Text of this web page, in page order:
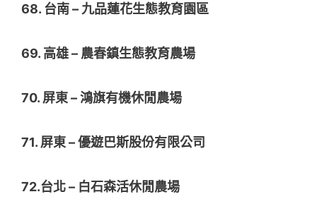
68. 台南 – 九品蓮花生態教育園區
69. 高雄 – 農春鎮生態教育農場
70. 屏東 – 鴻旗有機休閒農場
71. 屏東 – 優遊巴斯股份有限公司
72.台北 – 白石森活休閒農場